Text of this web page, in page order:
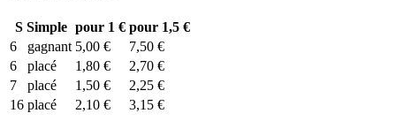
SSimple pour 1 € pour 1,5 €
6
gagnant 5,00 €
7,50 €
6
placé 1,80 €
2,70 €
7
placé 1,50 €
2,25 €
16 placé 2,10 € 3,15 €